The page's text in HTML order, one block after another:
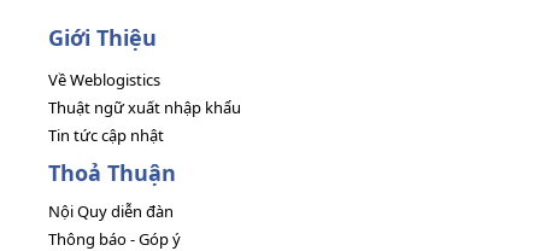
Giới Thiệu
Về Weblogistics
Thuật ngữ xuất nhập khẩu
Tin tức cập nhật
Thoả Thuận
Nội Quy diễn đàn
Thông báo - Góp ý